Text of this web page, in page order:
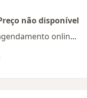
não disponível
Esse especialista não oferece agendamento online para esse endereço.